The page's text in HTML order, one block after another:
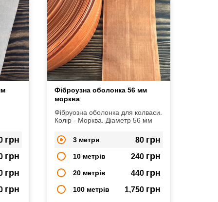
грн
грн
грн
грн
Фіброузна оболонка 56 мм
морква
Фібруозна оболонка для колваси.
Колір - Морква. Діаметр 56 мм
3 метри 80 грн
10 метрів 240 грн
20 метрів 440 грн
100 метрів 1,750 грн